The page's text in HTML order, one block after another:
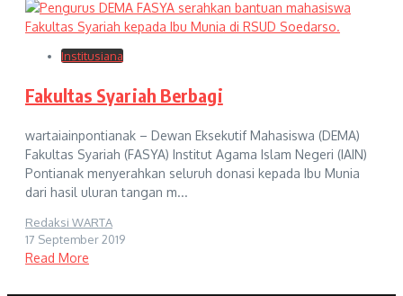
Institusiana
Fakultas Syariah Berbagi
wartaiainpontianak – Dewan Eksekutif Mahasiswa (DEMA)
Fakultas Syariah (FASYA) Institut Agama Islam Negeri (IAIN)
Pontianak menyerahkan seluruh donasi kepada Ibu Munia
dari hasil uluran tangan m...
Redaksi WARTA
17 September 2019
Read More